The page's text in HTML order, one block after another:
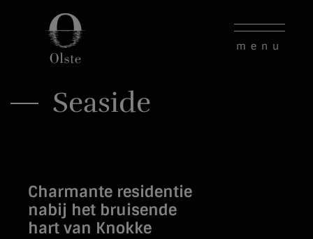
Seaside
Charmante residentie
nabij het bruisende
hart van Knokke